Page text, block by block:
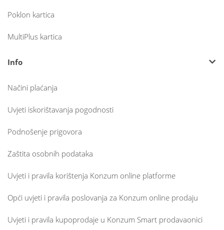
Poklon kartica
MultiPlus kartica
Info
Načini plaćanja
Uvjeti iskorištavanja pogodnosti
Podnošenje prigovora
Zaštita osobnih podataka
Uvjeti i pravila korištenja Konzum online platforme
Opći uvjeti i pravila poslovanja za Konzum online prodaju
Uvjeti i pravila kupoprodaje u Konzum Smart prodavaonici